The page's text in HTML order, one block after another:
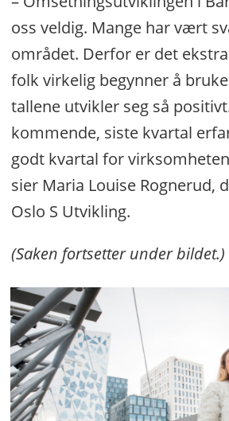
oss veldig. Mange har vært
området. Derfor er det
folk virkelig begynner å
tallene utvikler seg så
kommende, siste kvartal
godt kvartal for
sier Maria Louise Rognerud,
Oslo S Utvikling.
(Saken fortsetter under bildet.)